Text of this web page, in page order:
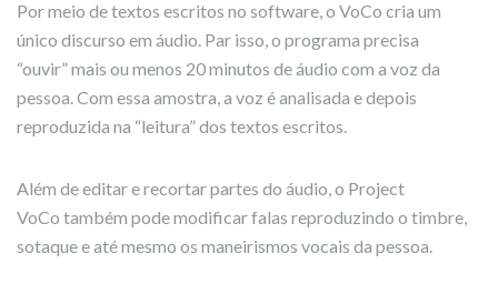
Por meio de textos escritos no software, o VoCo cria um
único discurso em áudio. Par isso, o programa precisa
“ouvir” mais ou menos 20 minutos de áudio com a voz da
pessoa. Com essa amostra, a voz é analisada e depois
reproduzida na “leitura” dos textos escritos.
Além de editar e recortar partes do áudio, o Project
VoCo também pode modificar falas reproduzindo o timbre,
sotaque e até mesmo os maneirismos vocais da pessoa.